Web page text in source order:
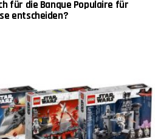
für die Banque Populaire für
entscheiden?